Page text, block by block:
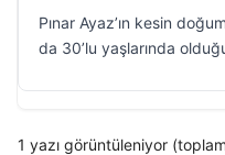
Pınar Ayaz’ın kesin
da 30’lu yaşlarında
1 yazı görüntüleniyor